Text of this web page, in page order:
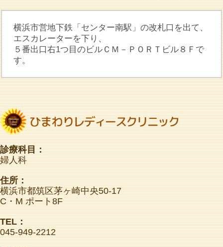
横浜市営地下鉄「センター南駅」の改札口を出て、
エスカレーターを下り、
５番出口右1つ目のビルＣＭ－ＰＯＲＴビル８Ｆで
す。
診療科目：
婦人科
住所：
横浜市都筑区茅ヶ崎中央50-17
C・M ポート8F
TEL：
045-949-2212